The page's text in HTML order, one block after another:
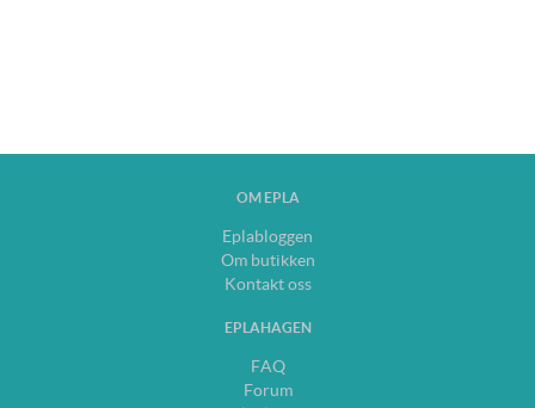
OM EPLA
Eplabloggen
Om butikken
Kontakt oss
EPLAHAGEN
FAQ
Forum